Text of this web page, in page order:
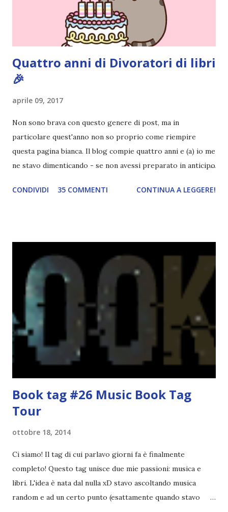
un pelo non entrai nella formazione ufficiale. Qu...
Quattro anni di Divoratori di libri
🎉
aprile 09, 2017
Non sono brava con questo genere di post, ma in
particolare quest'anno non so proprio come riempire
questa pagina bianca. Il blog compie quattro anni e (a) io me
ne stavo dimenticando - se non avessi preparato in anticipo
questo quarto anno, come sapete, non è stato dei migliori
Mettiamoci pure che le mie letture non sono molto
soddisfacenti da tipo febbraio e credo di avere una sorta di
blocco. Per questo motivo in questi ultimi mesi ho a
malapena pubblicato. Quindi, festeggiare o non
festeggiare? Questo è il dilemma. Da un lato ho pensato
che festeggiare fosse d'obbligo, dato che nonostante gli
alti e bassi Divoratori di libri sia ancora qui, ma d'altro ho
pensato che no, non ...
CONDIVIDI 35 COMMENTI CONTINUA A LEGGERE!
Book tag #26 Music Book Tag
Tour
ottobre 18, 2014
Ci siamo! Il tag di cui parlavo giorni fa è finalmente
completo! Questo tag unisce due mie passioni: musica e
libri. L'idea è nata dal nulla xD stavo ascoltando musica
random e ad un certo punto (esattamente quando stavo